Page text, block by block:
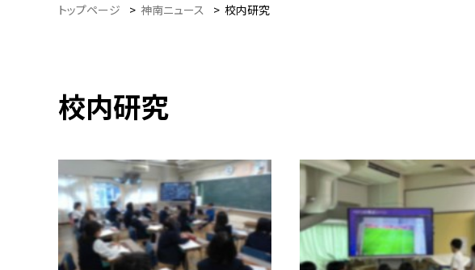
トップページ > 神南ニュース > 校内研究
校内研究